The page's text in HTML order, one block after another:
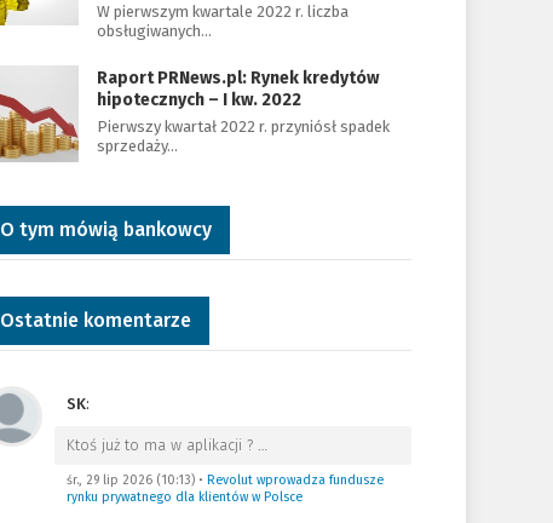
W pierwszym kwartale 2022 r. liczba
obsługiwanych…
Raport PRNews.pl: Rynek kredytów
hipotecznych – I kw. 2022
Pierwszy kwartał 2022 r. przyniósł spadek
sprzedaży…
O tym mówią bankowcy
Ostatnie komentarze
SK:
Ktoś już to ma w aplikacji ? …
śr., 29 lip 2026 (10:13)• Revolut wprowadza fundusze
rynku prywatnego dla klientów w Polsce